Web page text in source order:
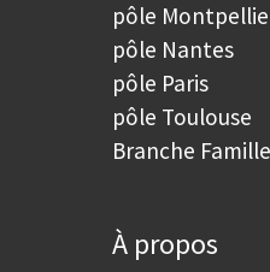
pôle
pôle Nantes
pôle Paris
pôle Toulouse
Branche
À propos